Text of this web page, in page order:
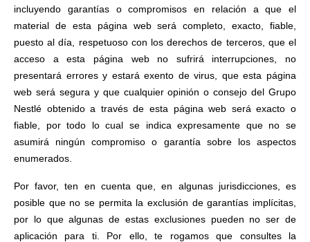
incluyendo garantías o compromisos en relación a que el
material de esta página web será completo, exacto, fiable,
puesto al día, respetuoso con los derechos de terceros, que el
acceso a esta página web no sufrirá interrupciones, no
presentará errores y estará exento de virus, que esta página
web será segura y que cualquier opinión o consejo del Grupo
Nestlé obtenido a través de esta página web será exacto o
fiable, por todo lo cual se indica expresamente que no se
asumirá ningún compromiso o garantía sobre los aspectos
enumerados.
Por favor, ten en cuenta que, en algunas jurisdicciones, es
posible que no se permita la exclusión de garantías implícitas,
por lo que algunas de estas exclusiones pueden no ser de
aplicación para ti. Por ello, te rogamos que consultes la